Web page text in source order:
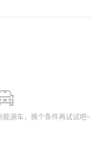
能源车，换个条件再试试吧~